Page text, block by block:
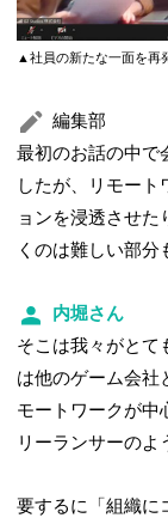
▲社員の新たな一面を再
編集部
最初のお話の中で
したが、リモート
ョンを浸透させた
くのは難しい部分
内堀さん
そこは我々がとて
は他のゲーム会社
モートワークが中
リーランサーのよ
要するに「組織に